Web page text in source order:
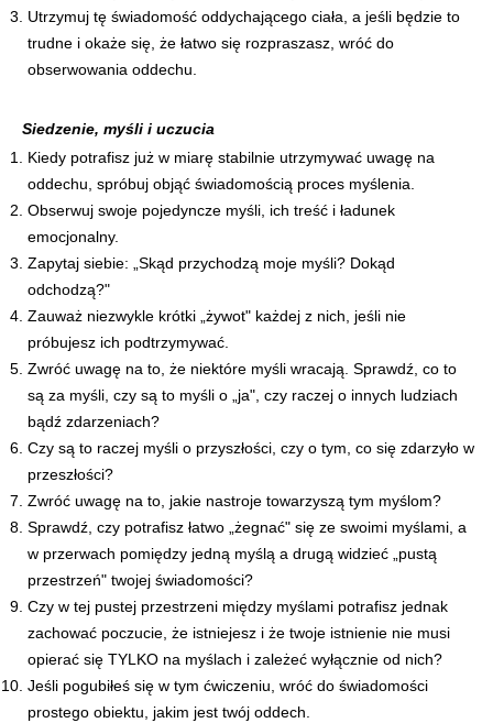
Utrzymuj tę świadomość oddychającego ciała, a jeśli będzie to
trudne i okaże się, że łatwo się rozpraszasz, wróć do
obserwowania oddechu.
Siedzenie, myśli i uczucia
Kiedy potrafisz już w miarę stabilnie utrzymywać uwagę na
oddechu, spróbuj objąć świadomością proces myślenia.
Obserwuj swoje pojedyncze myśli, ich treść i ładunek
emocjonalny.
Zapytaj siebie: „Skąd przychodzą moje myśli? Dokąd
odchodzą?"
Zauważ niezwykle krótki „żywot" każdej z nich, jeśli nie
próbujesz ich podtrzymywać.
Zwróć uwagę na to, że niektóre myśli wracają. Sprawdź, co to
są za myśli, czy są to myśli o „ja", czy raczej o innych ludziach
bądź zdarzeniach?
Czy są to raczej myśli o przyszłości, czy o tym, co się zdarzyło w
przeszłości?
Zwróć uwagę na to, jakie nastroje towarzyszą tym myślom?
Sprawdź, czy potrafisz łatwo „żegnać" się ze swoimi myślami, a
w przerwach pomiędzy jedną myślą a drugą widzieć „pustą
przestrzeń" twojej świadomości?
Czy w tej pustej przestrzeni między myślami potrafisz jednak
zachować poczucie, że istniejesz i że twoje istnienie nie musi
opierać się TYLKO na myślach i zależeć wyłącznie od nich?
Jeśli pogubiłeś się w tym ćwiczeniu, wróć do świadomości
prostego obiektu, jakim jest twój oddech.